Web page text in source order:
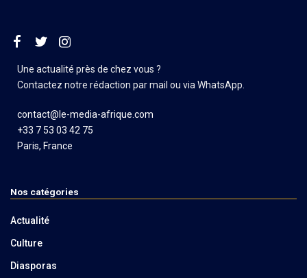
Une actualité près de chez vous ?
Contactez notre rédaction par mail ou via WhatsApp.
contact@le-media-afrique.com
+33 7 53 03 42 75
Paris, France
Nos catégories
Actualité
Culture
Diasporas